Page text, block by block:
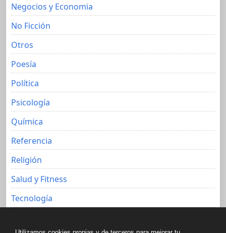
Negocios y Economia
No Ficción
Otros
Poesía
Política
Psicología
Química
Referencia
Religión
Salud y Fitness
Tecnología